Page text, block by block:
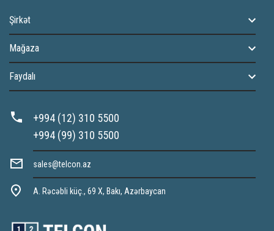
Şirkət
Mağaza
Faydalı
+994 (12) 310 5500
+994 (99) 310 5500
sales@telcon.az
A. Rəcəbli küç., 69 X, Bakı, Azərbaycan